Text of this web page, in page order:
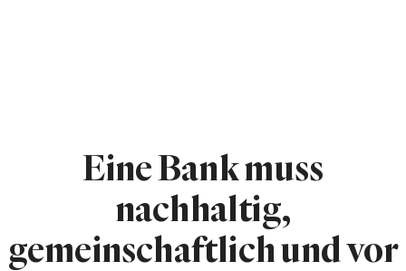
Eine Bank muss
nachhaltig,
gemeinschaftlich und vor